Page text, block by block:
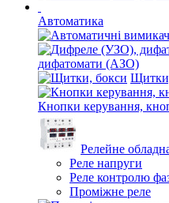
Автоматика
дифатомати (АЗО)
Кнопки керування,
Релейне
Реле напруги
Реле контролю
Проміжне реле